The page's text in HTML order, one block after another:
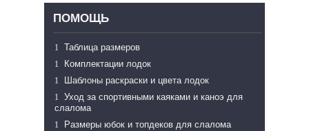
ПОМОЩЬ
Таблица размеров
Комплектации лодок
Шаблоны раскраски и цвета лодок
Уход за спортивными каяками и каноэ для
слалома
Размеры юбок и топдеков для слалома